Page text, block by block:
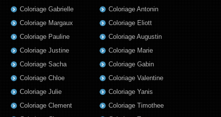
Coloriage Gabrielle
Coloriage Antonin
Coloriage Margaux
Coloriage Pauline
Coloriage Justine
Coloriage Sacha
Coloriage Chloe
Coloriage Julie
Coloriage Clement
Coloriage Eliott
Coloriage Augustin
Coloriage Marie
Coloriage Gabin
Coloriage Valentine
Coloriage Yanis
Coloriage Timothee